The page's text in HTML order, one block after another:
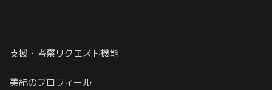
支援・考察リクエスト機能
美紀のプロフィール